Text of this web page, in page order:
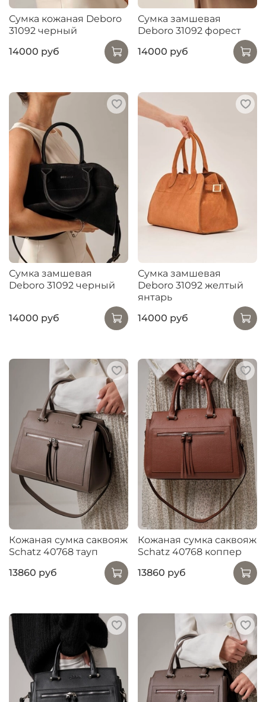
Сумка кожаная Deboro
31092 черный
14000 руб
Сумка замшевая
Deboro 31092 форест
14000 руб
Сумка замшевая
Deboro 31092 черный
14000 руб
Сумка замшевая
Deboro 31092 желтый
янтарь
14000 руб
Кожаная сумка саквояж
Schatz 40768 тауп
13860 руб
Кожаная сумка саквояж
Schatz 40768 коппер
13860 руб